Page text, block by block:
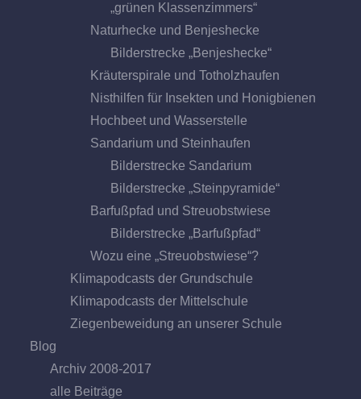
„grünen Klassenzimmers“
Naturhecke und Benjeshecke
Bilderstrecke „Benjeshecke“
Kräuterspirale und Totholzhaufen
Nisthilfen für Insekten und Honigbienen
Hochbeet und Wasserstelle
Sandarium und Steinhaufen
Bilderstrecke Sandarium
Bilderstrecke „Steinpyramide“
Barfußpfad und Streuobstwiese
Bilderstrecke „Barfußpfad“
Wozu eine „Streuobstwiese“?
Klimapodcasts der Grundschule
Klimapodcasts der Mittelschule
Ziegenbeweidung an unserer Schule
Blog
Archiv 2008-2017
alle Beiträge